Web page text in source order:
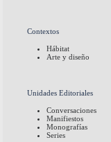
Contextos
Hábitat
Arte y diseño
Unidades Editoriales
Conversaciones
Manifiestos
Monografías
Series